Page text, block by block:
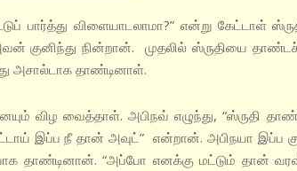
விளையாடலாமா?” என்று கேட்டாள்
குனிந்து நின்றான். முதலில் ஸ்ருதியை
அசால்டாக தாண்டினாள்.
விழ வைத்தாள். அபிநவ் எழுந்து, “ஸ்ருதி
இப்ப நீ தான் அவுட்” என்றான். அபிநயா இப்ப
தாண்டினான். “அப்போ எனக்கு மட்டும் தான்